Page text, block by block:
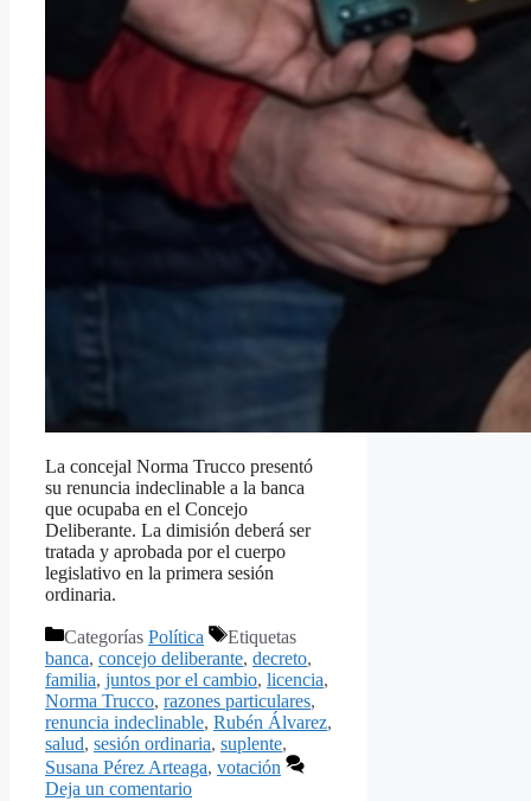
La concejal Norma Trucco presentó
su renuncia indeclinable a la banca
que ocupaba en el Concejo
Deliberante. La dimisión deberá ser
tratada y aprobada por el cuerpo
legislativo en la primera sesión
ordinaria.
Categorías Política
Etiquetas
banca, concejo deliberante, decreto,
familia, juntos por el cambio, licencia,
Norma Trucco, razones particulares,
renuncia indeclinable, Rubén Álvarez,
salud, sesión ordinaria, suplente,
Susana Pérez Arteaga, votación
Deja un comentario